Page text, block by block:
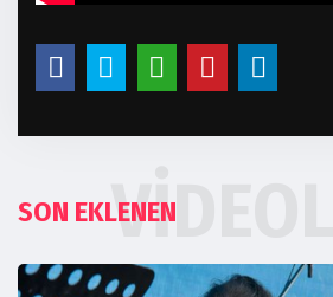
SON EKLENEN